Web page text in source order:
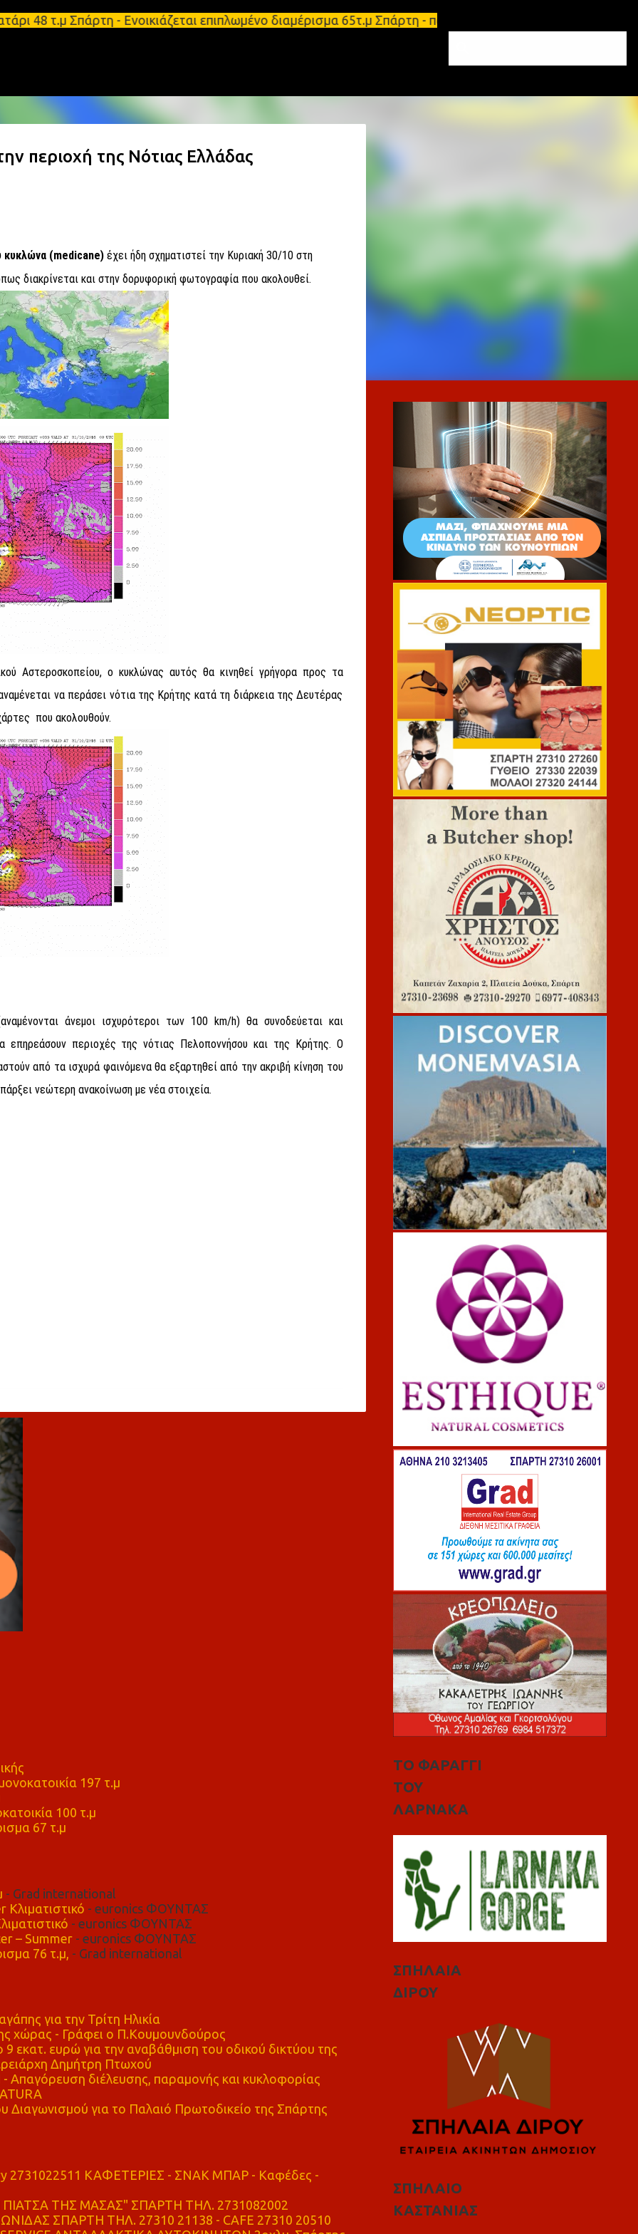
Μετάβαση στο κύριο περιεχόμενο
τ.μ Σπάρτη - Ενοικιάζεται επιπλωμένο διαμέρισμα 65τ.μ Σπάρτη - πωλείται τριάρι
περιοχή της Νότιας Ελλάδας
κυκλώνα (medicane)έχει ήδη σχηματιστεί την Κυριακή 30/10 στη
διακρίνεται και στην δορυφορική φωτογραφία που ακολουθεί.
Αστεροσκοπείου, ο κυκλώνας αυτός θα κινηθεί γρήγορα προς τα
να περάσει νότια της Κρήτης κατά τη διάρκεια της Δευτέρας
που ακολουθούν.
άνεμοι ισχυρότεροι των 100 km/h) θα συνοδεύεται και
επηρεάσουν περιοχές της νότιας Πελοποννήσου και της Κρήτης. Ο
από τα ισχυρά φαινόμενα θα εξαρτηθεί από την ακριβή κίνηση του
νεώτερη ανακοίνωση με νέα στοιχεία.
197 τ.μ
100 τ.μ
67 τ.μ
- Grad international
- euronics ΦΟΥΝΤΑΣ
- euronics ΦΟΥΝΤΑΣ
– Summer- euronics ΦΟΥΝΤΑΣ
76 τ.μ, - Grad international
για την Τρίτη Ηλικία
χώρας - Γράφει ο Π.Κουμουνδούρος
9 εκατ. ευρώ για την αναβάθμιση του οδικού δικτύου της
Δημήτρη Πτωχού
διέλευσης, παραμονής και κυκλοφορίας
Διαγωνισμού για το Παλαιό Πρωτοδικείο της Σπάρτης
2731022511 ΚΑΦΕΤΕΡΙΕΣ - ΣΝΑΚ ΜΠΑΡ - Καφέδες -
ΤΗΣ ΜΑΣΑΣ" ΣΠΑΡΤΗ ΤΗΛ. 2731082002
ΣΠΑΡΤΗ ΤΗΛ. 27310 21138 - CAFE 27310 20510
ΤΟ ΦΑΡΑΓΓΙ
ΤΟΥ
ΛΑΡΝΑΚΑ
ΣΠΗΛΑΙΑ
ΔΙΡΟΥ
ΣΠΗΛΑΙΟ
ΚΑΣΤΑΝΙΑΣ